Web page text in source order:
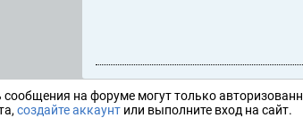
сообщения на форуме могут только
создайте аккаунт или выполните вход на сайт.